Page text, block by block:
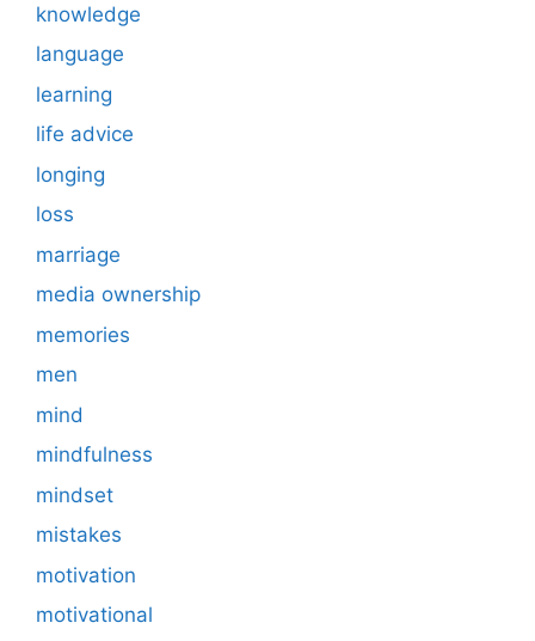
knowledge
language
learning
life advice
longing
loss
marriage
media ownership
memories
men
mind
mindfulness
mindset
mistakes
motivation
motivational